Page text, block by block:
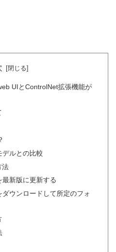
UIとControlNet拡張機能が
ルとの比較
法
新版に更新する
ウンロードして所定のフォ